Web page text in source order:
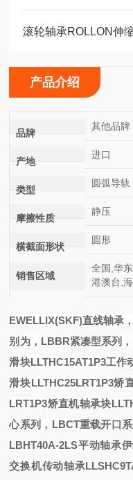
产品介绍
品牌
其他品牌
产地
进口
类型
圆弧导轨
摩擦性质
静压
横截面形状
圆形
销售区域
全国,华
港澳台,
EWELLIX(SKF)直线轴承
别为，LBBR紧凑型系列
滑块LLTHC15AT1P3工作
滑块LLTHC25LRT1P3矫
LRT1P3矫直机轴承块
心系列，LBCT重载开口
LBHT40A-2LS平动轴承
交换机传动轴承